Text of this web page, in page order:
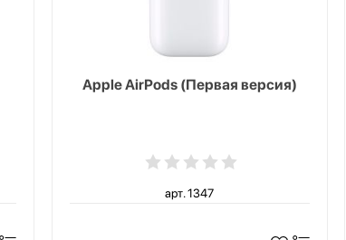
Apple AirPods (Первая версия)
арт. 1347